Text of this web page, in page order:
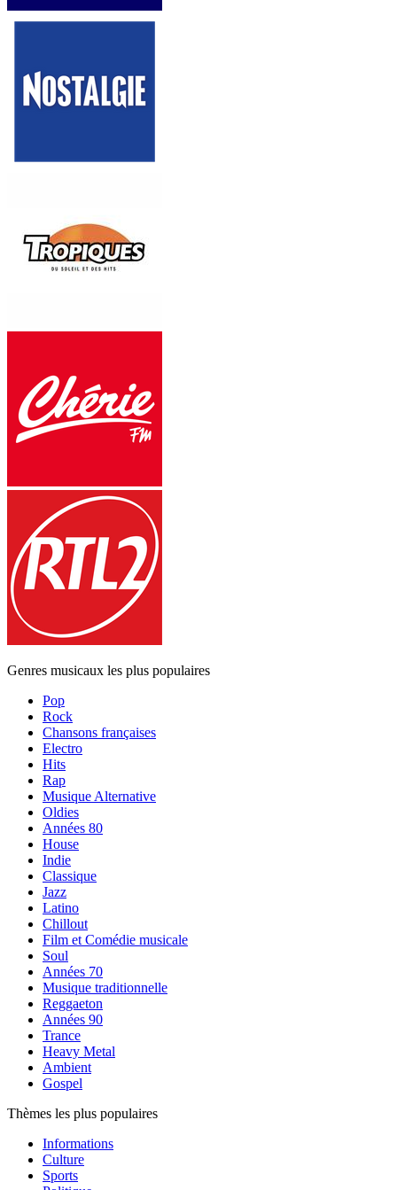
Genres musicaux les plus populaires
Pop
Rock
Chansons françaises
Electro
Hits
Rap
Musique Alternative
Oldies
Années 80
House
Indie
Classique
Jazz
Latino
Chillout
Film et Comédie musicale
Soul
Années 70
Musique traditionnelle
Reggaeton
Années 90
Trance
Heavy Metal
Ambient
Gospel
Thèmes les plus populaires
Informations
Culture
Sports